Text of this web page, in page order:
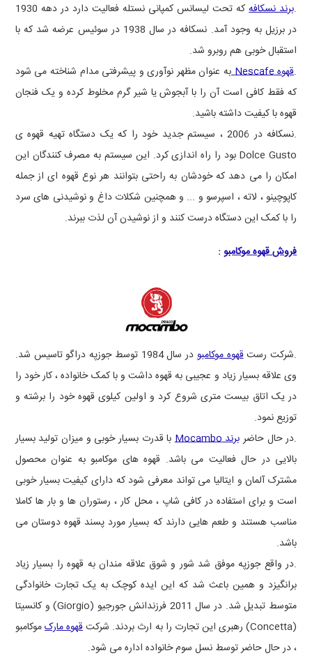
.برند نسکافه
که تحت لیسانس کمپانی نستله فعالیت دارد در دهه 1930
در برزیل به وجود آمد. نسکافه در سال 1938 در سوئیس عرضه شد که با
استقبال خوبی هم روبرو شد.
.قهوه Nescafe
به عنوان مظهر نوآوری و پیشرفتی مدام شناخته می شود
که فقط کافی است آن را با آبجوش یا شیر گرم مخلوط کرده و یک فنجان
قهوه با کیفیت داشته باشید.
.نسکافه در 2006 ، سیستم جدید خود را که یک دستگاه تهیه قهوه ی
Dolce Gusto بود را راه اندازی کرد. این سیستم به مصرف کنندگان این
امکان را می دهد که خودشان به راحتی بتوانند هر نوع قهوه ای از جمله
کاپوچینو ، لاته ، اسپرسو و ... و همچنین شکلات داغ و نوشیدنی های سرد
را با کمک این دستگاه درست کنند و از نوشیدن آن لذت ببرند.
فروش قهوه موکامبو:
.شرکت رستقهوه موکامبو در سال 1984 توسط جوزپه دراگو
تاسیس شد.
وی علاقه بسیار زیاد و عجیبی به قهوه داشت و با کمک خانواده ، کار خود را
در یک اتاق بیست متری شروع کرد و اولین کیلوی قهوه خود را برشته و
توزیع نمود.
.در حال حاضربرند Mocambo
با قدرت بسیار خوبی و میزان تولید بسیار
بالایی در حال فعالیت می باشد. قهوه های موکامبو به عنوان محصول
مشترک آلمان و ایتالیا می تواند معرفی شود که دارای کیفیت بسیار خوبی
است و برای استفاده در کافی شاپ ، محل کار ، رستوران ها و بار ها کاملا
مناسب هستند و طعم هایی دارند که بسیار مورد پسند قهوه دوستان می
باشد.
.در واقع جوزپه موفق شد شور و شوق علاقه مندان به قهوه را بسیار زیاد
برانگیزد و همین باعث شد که این ایده کوچک به یک تجارت خانوادگی
متوسط تبدیل شد. در سال 2011 فرزندانش جورجیو
(Giorgio)
و کانسیتا
(Concetta)
رهبری این تجارت را به ارث بردند. شرکتقهوه مارکموکامبو
، در حال حاضر توسط نسل سوم خانواده اداره می شود.